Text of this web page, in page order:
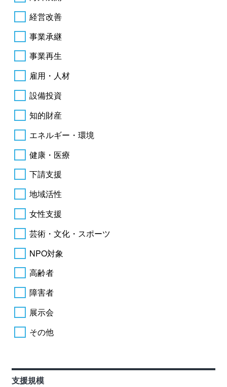
経営改善
事業承継
事業再生
雇用・人材
設備投資
知的財産
エネルギー・環境
健康・医療
下請支援
地域活性
女性支援
芸術・文化・スポーツ
NPO対象
高齢者
障害者
展示会
その他
支援規模